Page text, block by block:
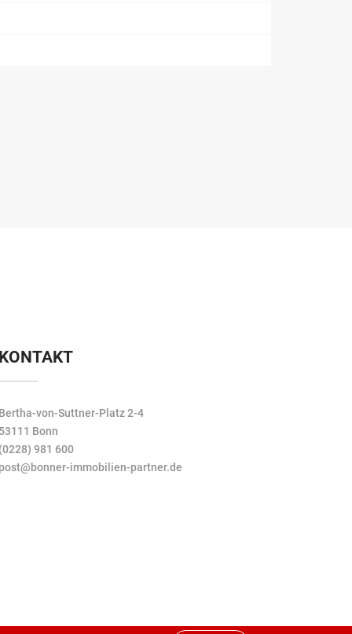
KONTAKT
Bertha-von-Suttner-Platz 2-4
53111 Bonn
(0228) 981 600
post@bonner-immobilien-partner.de